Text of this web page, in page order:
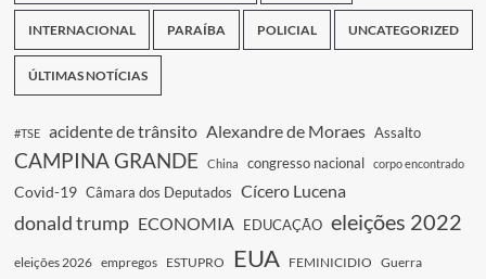
INTERNACIONAL PARAÍBA POLICIAL UNCATEGORIZED
ÚLTIMAS NOTÍCIAS
#TSE acidente de trânsito Alexandre de Moraes Assalto
CAMPINA GRANDE China congresso nacional corpo encontrado
Covid-19 Câmara dos Deputados Cícero Lucena
donald trump ECONOMIA EDUCAÇÃO eleições 2022
eleições 2026 empregos ESTUPRO EUA FEMINICIDIO Guerra